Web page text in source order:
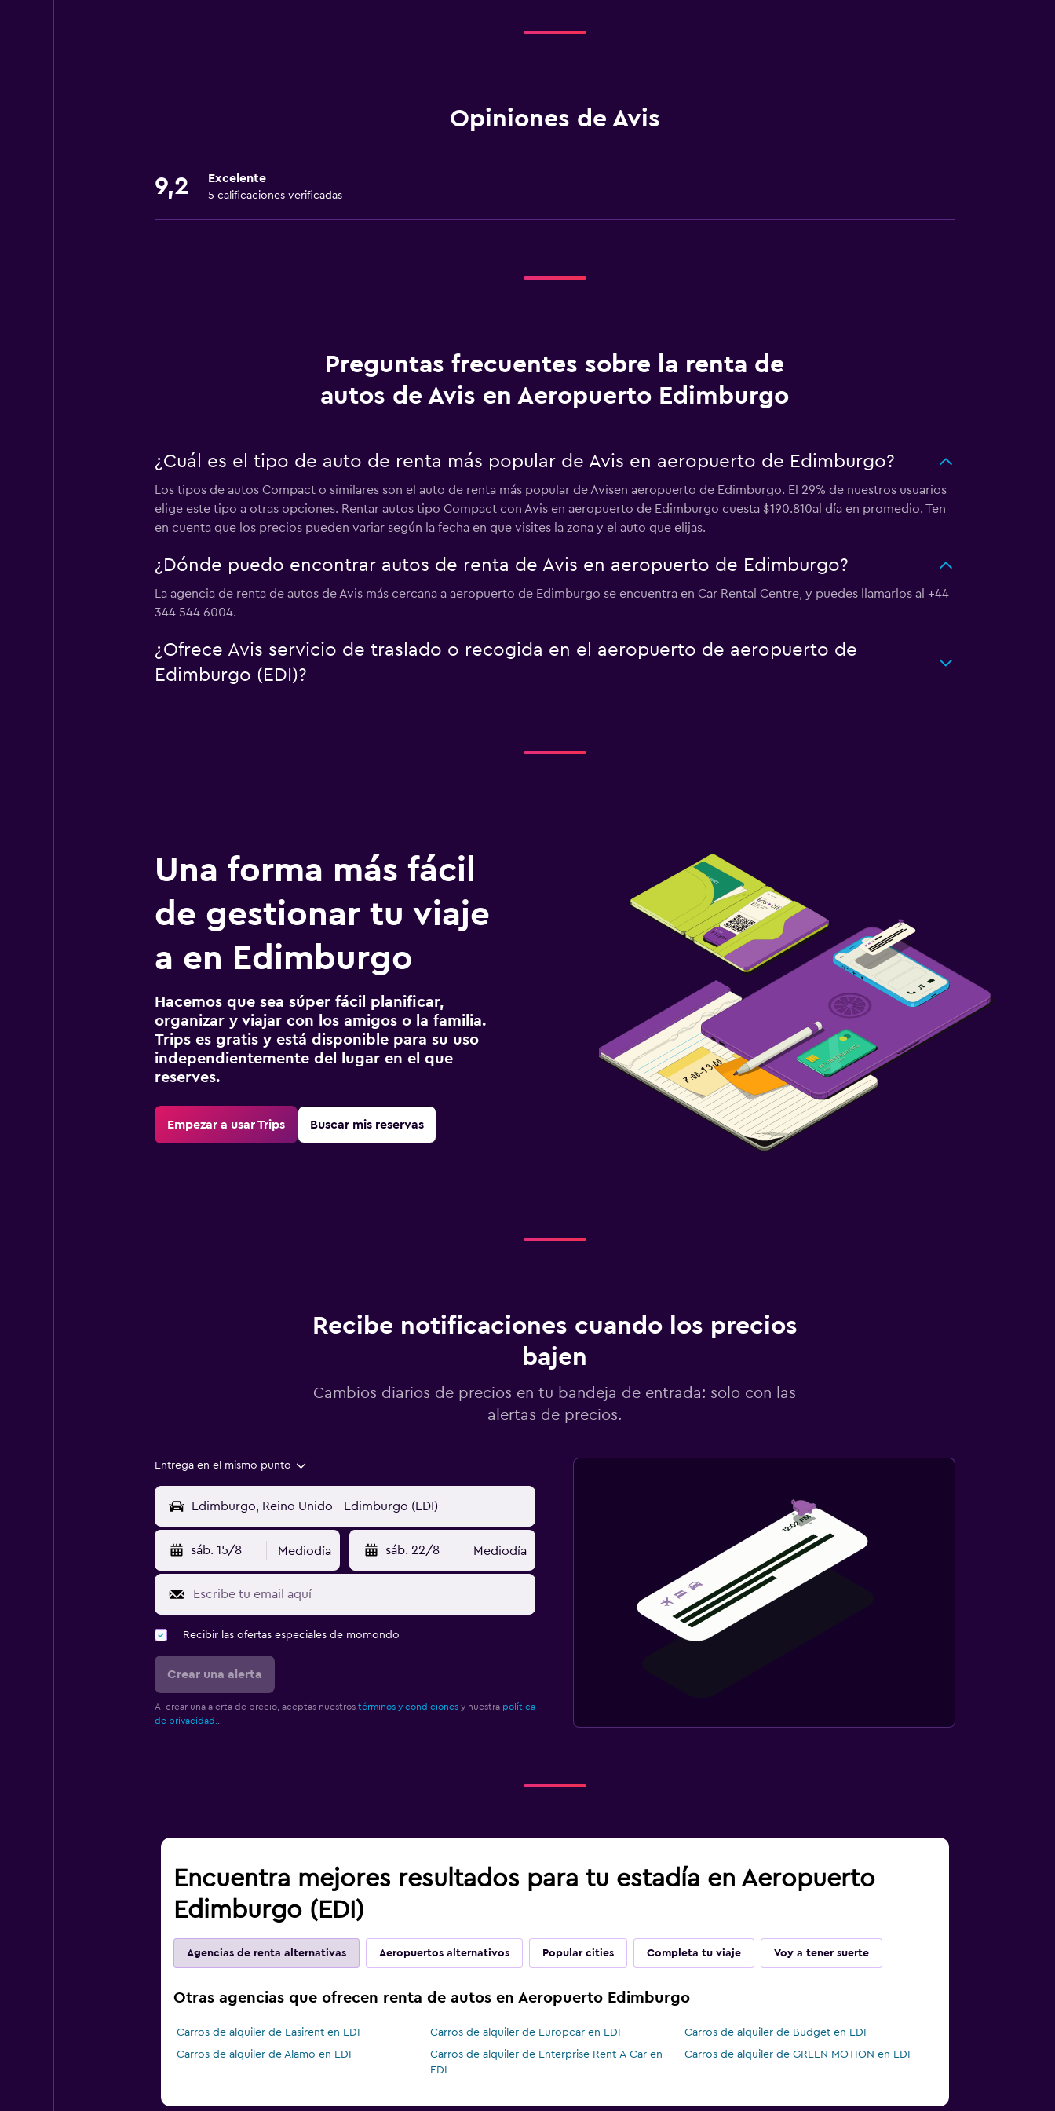
Opiniones de Avis
9,2 Excelente
5 calificaciones verificadas
Preguntas frecuentes sobre la renta de
autos de Avis en Aeropuerto Edimburgo
¿Cuál es el tipo de auto de renta más popular de Avis en aeropuerto de Edimburgo?
Los tipos de autos Compact o similares son el auto de renta más popular de Avisen aeropuerto de Edimburgo. El 29% de nuestros usuarios
elige este tipo a otras opciones. Rentar autos tipo Compact con Avis en aeropuerto de Edimburgo cuesta $190.810al día en promedio. Ten
en cuenta que los precios pueden variar según la fecha en que visites la zona y el auto que elijas.
¿Dónde puedo encontrar autos de renta de Avis en aeropuerto de Edimburgo?
La agencia de renta de autos de Avis más cercana a aeropuerto de Edimburgo se encuentra en Car Rental Centre, y puedes llamarlos al +44
344 544 6004.
¿Ofrece Avis servicio de traslado o recogida en el aeropuerto de aeropuerto de
Edimburgo (EDI)?
Una forma más fácil
de gestionar tu viaje
a en Edimburgo
Hacemos que sea súper fácil planificar,
organizar y viajar con los amigos o la familia.
Trips es gratis y está disponible para su uso
independientemente del lugar en el que
reserves.
Empezar a usar Trips Buscar mis reservas
Recibe notificaciones cuando los precios
bajen
Cambios diarios de precios en tu bandeja de entrada: solo con las
alertas de precios.
Entrega en el mismo punto
sáb. 15/8 Mediodía sáb. 22/8 Mediodía
Recibir las ofertas especiales de momondo
Crear una alerta
Al crear una alerta de precio, aceptas nuestros términos y condicionesy nuestra política
de privacidad.
Encuentra mejores resultados para tu estadía en Aeropuerto
Edimburgo (EDI)
Agencias de renta alternativas Aeropuertos alternativos Popular cities Completa tu viaje Voy a tener suerte
Otras agencias que ofrecen renta de autos en Aeropuerto Edimburgo
Carros de alquiler de Easirent en EDI Carros de alquiler de Europcar en EDI
Carros de alquiler de Budget en EDI
Carros de alquiler de Alamo en EDI
Carros de alquiler de Enterprise Rent-A-Car en
EDI
Carros de alquiler de GREEN MOTION en EDI